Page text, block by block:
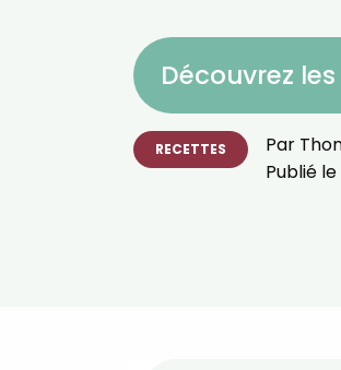
Découvrez les
RECETTES Par
Publié le